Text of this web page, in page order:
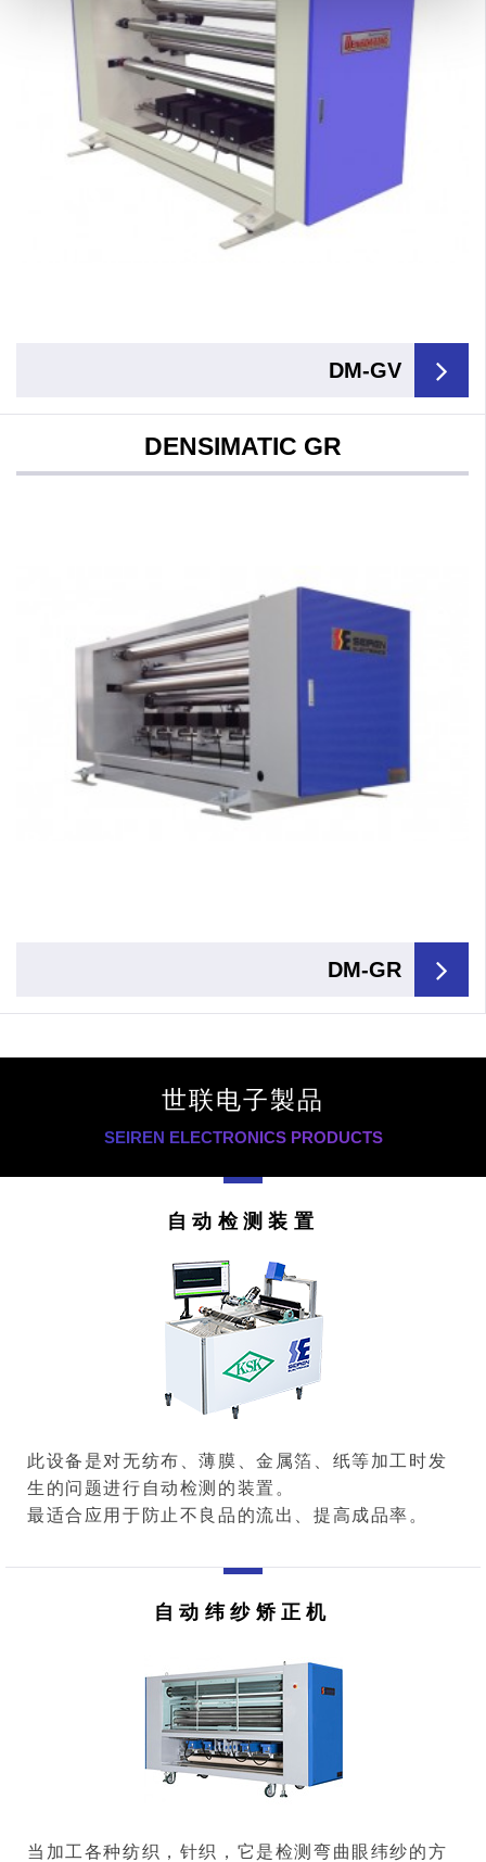
DM-GV
DENSIMATIC GR
DM-GR
世联电子製品
SEIREN ELECTRONICS PRODUCTS
自动检测装置
此设备是对无纺布、薄膜、金属箔、纸等加工时发
生的问题进行自动检测的装置。
最适合应用于防止不良品的流出、提高成品率。
自动纬纱矫正机
当加工各种纺织，针织，它是检测弯曲眼纬纱的方